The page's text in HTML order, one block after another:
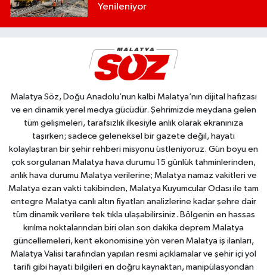
Yenileniyor
Malatya Söz, Doğu Anadolu’nun kalbi Malatya’nın dijital hafızası
ve en dinamik yerel medya gücüdür. Şehrimizde meydana gelen
tüm gelişmeleri, tarafsızlık ilkesiyle anlık olarak ekranınıza
taşırken; sadece geleneksel bir gazete değil, hayatı
kolaylaştıran bir şehir rehberi misyonu üstleniyoruz. Gün boyu en
çok sorgulanan Malatya hava durumu 15 günlük tahminlerinden,
anlık hava durumu Malatya verilerine; Malatya namaz vakitleri ve
Malatya ezan vakti takibinden, Malatya Kuyumcular Odası ile tam
entegre Malatya canlı altın fiyatları analizlerine kadar şehre dair
tüm dinamik verilere tek tıkla ulaşabilirsiniz. Bölgenin en hassas
kırılma noktalarından biri olan son dakika deprem Malatya
güncellemeleri, kent ekonomisine yön veren Malatya iş ilanları,
Malatya Valisi tarafından yapılan resmi açıklamalar ve şehir içi yol
tarifi gibi hayati bilgileri en doğru kaynaktan, manipülasyondan